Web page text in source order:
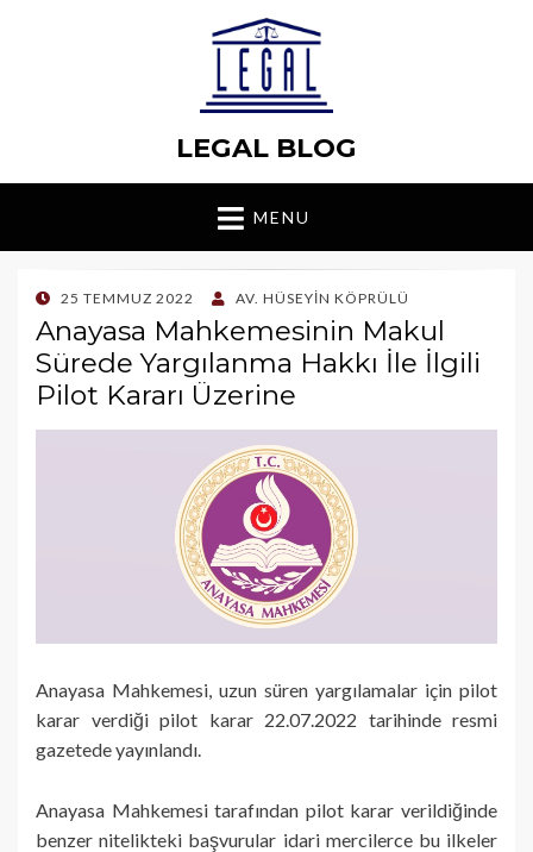
LEGAL BLOG
MENU
POSTED
ON
25 TEMMUZ 2022 AV. HÜSEYIN KÖPRÜLÜ
Anayasa Mahkemesinin Makul
Sürede Yargılanma Hakkı İle İlgili
Pilot Kararı Üzerine
Anayasa Mahkemesi, uzun süren yargılamalar için pilot
karar verdiği pilot karar 22.07.2022 tarihinde resmi
gazetede yayınlandı.
Anayasa Mahkemesi tarafından pilot karar verildiğinde
benzer nitelikteki başvurular idari mercilerce bu ilkeler